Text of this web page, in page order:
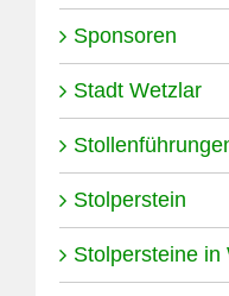
Sponsoren
Stadt Wetzlar
Stolperstein
Stolpersteine in